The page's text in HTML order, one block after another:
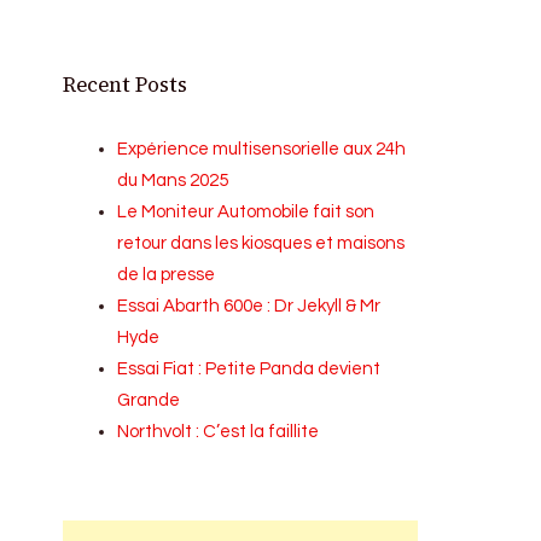
Recent Posts
Expérience multisensorielle aux 24h
du Mans 2025
Le Moniteur Automobile fait son
retour dans les kiosques et maisons
de la presse
Essai Abarth 600e : Dr Jekyll & Mr
Hyde
Essai Fiat : Petite Panda devient
Grande
Northvolt : C’est la faillite